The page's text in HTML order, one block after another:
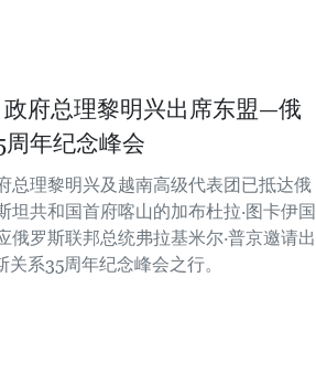
府总理黎明兴出席东盟—俄
年纪念峰会
总理黎明兴及越南高级代表团已抵达俄
坦共和国首府喀山的加布杜拉·图卡伊国
俄罗斯联邦总统弗拉基米尔·普京邀请出
系35周年纪念峰会之行。